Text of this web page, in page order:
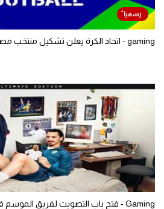
gaming - اتحاد الكرة يعلن تشكيل منتخب مصر لكرة القدم الإلكترونية
Gaming - فتح باب التصويت لفريق الموسم في FC 26